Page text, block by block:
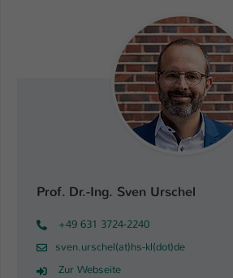
Prof. Dr.-Ing. Sven Urschel
+49 631 3724-2240
sven.urschel(at)hs-kl(dot)de
Zur Webseite